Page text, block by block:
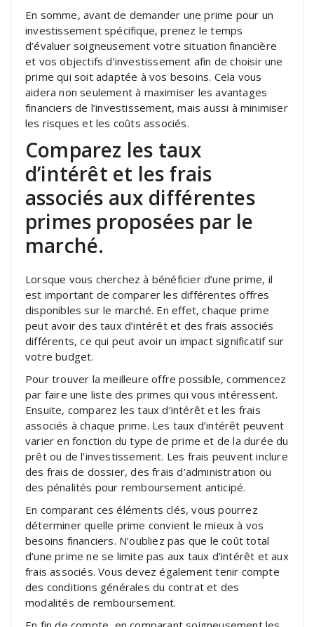
En somme, avant de demander une prime pour un
investissement spécifique, prenez le temps
d’évaluer soigneusement votre situation financière
et vos objectifs d’investissement afin de choisir une
prime qui soit adaptée à vos besoins. Cela vous
aidera non seulement à maximiser les avantages
financiers de l’investissement, mais aussi à minimiser
les risques et les coûts associés.
Comparez les taux
d’intérêt et les frais
associés aux différentes
primes proposées par le
marché.
Lorsque vous cherchez à bénéficier d’une prime, il
est important de comparer les différentes offres
disponibles sur le marché. En effet, chaque prime
peut avoir des taux d’intérêt et des frais associés
différents, ce qui peut avoir un impact significatif sur
votre budget.
Pour trouver la meilleure offre possible, commencez
par faire une liste des primes qui vous intéressent.
Ensuite, comparez les taux d’intérêt et les frais
associés à chaque prime. Les taux d’intérêt peuvent
varier en fonction du type de prime et de la durée du
prêt ou de l’investissement. Les frais peuvent inclure
des frais de dossier, des frais d’administration ou
des pénalités pour remboursement anticipé.
En comparant ces éléments clés, vous pourrez
déterminer quelle prime convient le mieux à vos
besoins financiers. N’oubliez pas que le coût total
d’une prime ne se limite pas aux taux d’intérêt et aux
frais associés. Vous devez également tenir compte
des conditions générales du contrat et des
modalités de remboursement.